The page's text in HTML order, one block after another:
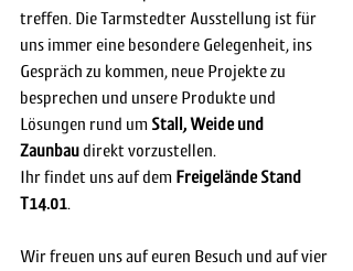
treffen. Die Tarmstedter Ausstellung ist für
uns immer eine besondere Gelegenheit, ins
Gespräch zu kommen, neue Projekte zu
besprechen und unsere Produkte und
Lösungen rund um Stall, Weide und
Zaunbau direkt vorzustellen.
Ihr findet uns auf dem Freigelände Stand
T14.01.
Wir freuen uns auf euren Besuch und auf vier